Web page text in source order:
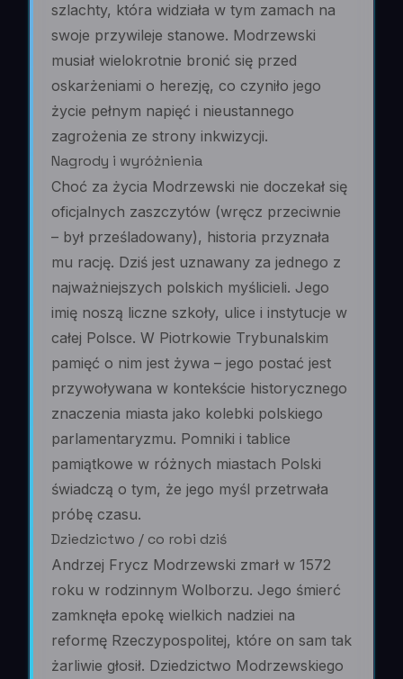
szlachty, która widziała w tym zamach na
swoje przywileje stanowe. Modrzewski
musiał wielokrotnie bronić się przed
oskarżeniami o herezję, co czyniło jego
życie pełnym napięć i nieustannego
zagrożenia ze strony inkwizycji.
Nagrody i wyróżnienia
Choć za życia Modrzewski nie doczekał się
oficjalnych zaszczytów (wręcz przeciwnie
– był prześladowany), historia przyznała
mu rację. Dziś jest uznawany za jednego z
najważniejszych polskich myślicieli. Jego
imię noszą liczne szkoły, ulice i instytucje w
całej Polsce. W Piotrkowie Trybunalskim
pamięć o nim jest żywa – jego postać jest
przywoływana w kontekście historycznego
znaczenia miasta jako kolebki polskiego
parlamentaryzmu. Pomniki i tablice
pamiątkowe w różnych miastach Polski
świadczą o tym, że jego myśl przetrwała
próbę czasu.
Dziedzictwo / co robi dziś
Andrzej Frycz Modrzewski zmarł w 1572
roku w rodzinnym Wolborzu. Jego śmierć
zamknęła epokę wielkich nadziei na
reformę Rzeczypospolitej, które on sam tak
żarliwie głosił. Dziedzictwo Modrzewskiego